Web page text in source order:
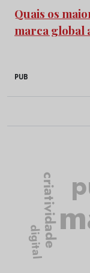
Quais os
marca global
PUB
criatividade
digital